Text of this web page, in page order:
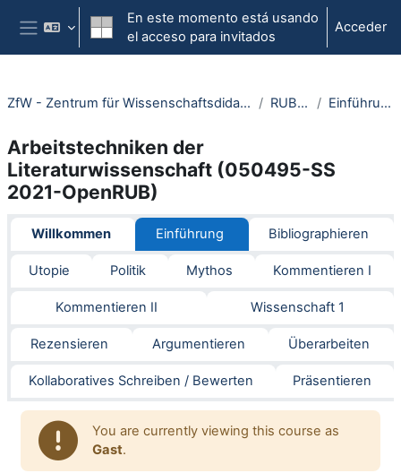
Salta al contenido principal
Panel lateral
En este momento está usando
el acceso para invitados
Acceder
ZfW - Zentrum für Wissenschaftsdidaktik RUBeL Einführung
Arbeitstechniken der
Literaturwissenschaft (050495-SS
2021-OpenRUB)
Section outline
Willkommen Einführung Bibliographieren
Utopie Politik Mythos Kommentieren I
Kommentieren II Wissenschaft 1
Rezensieren Argumentieren Überarbeiten
Kollaboratives Schreiben / Bewerten Präsentieren
You are currently viewing this course as
Gast.